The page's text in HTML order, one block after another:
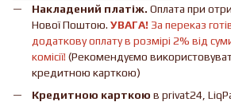
Накладений платіж. Оплата при
Нової Поштою. УВАГА! За переказ
додаткову оплату в розмірі 2% від
комісії! (Рекомендуємо
кредитною карткою)
Кредитною карткою в privat24,